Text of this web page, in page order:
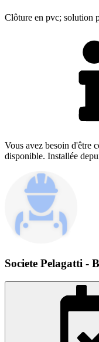
Clôture en pvc; solution
Vous avez besoin d'être
disponible. Installée
Societe Pelagatti -